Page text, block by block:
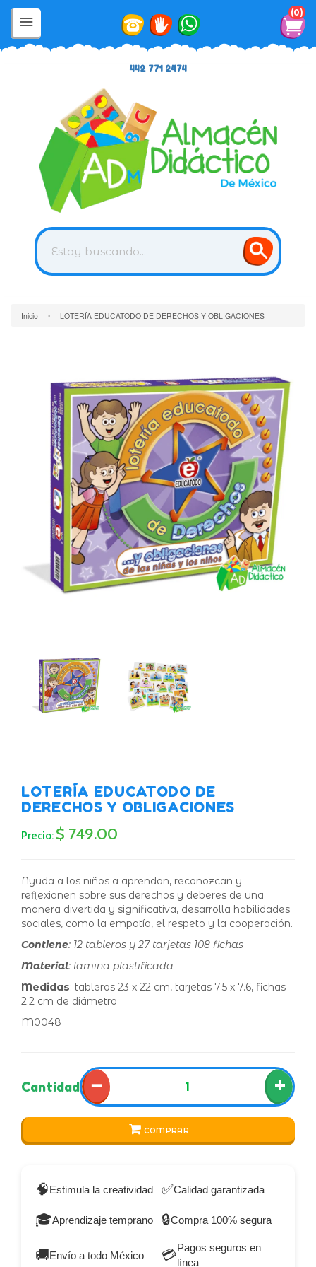
0
442 771 2474
Inicio › LOTERÍA EDUCATODO DE DERECHOS Y OBLIGACIONES
LOTERÍA EDUCATODO DE
DERECHOS Y OBLIGACIONES
Precio: $ 749.00
Ayuda a los niños a aprendan, reconozcan y
reflexionen sobre sus derechos y deberes de una
manera divertida y significativa, desarrolla habilidades
sociales, como la empatía, el respeto y la cooperación.
Contiene: 12 tableros y 27 tarjetas 108 fichas
Material: lamina plastificada
Medidas: tableros 23 x 22 cm, tarjetas 7.5 x 7.6, fichas
2.2 cm de diámetro
M0048
Cantidad − +
COMPRAR
🧠Estimula la creatividad ✅Calidad garantizada
🎓Aprendizaje temprano 🔒Compra 100% segura
🚚Envío a todo México 💳Pagos seguros en
línea